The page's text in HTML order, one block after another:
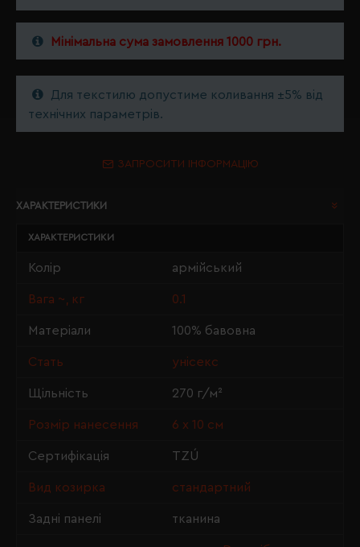
Мінімальна сума замовлення 1000 грн.
Для текстилю допустиме коливання ±5% від
технічних параметрів.
ЗАПРОСИТИ ІНФОРМАЦІЮ
ХАРАКТЕРИСТИКИ
ХАРАКТЕРИСТИКИ
Колір армійський
Вага ~, кг 0.1
Матеріали 100% бавовна
Стать унісекс
Щільність 270 г/м²
Розмір нанесення 6 х 10 см
Сертифікація TZÚ
Вид козирка стандартний
Задні панелі тканина